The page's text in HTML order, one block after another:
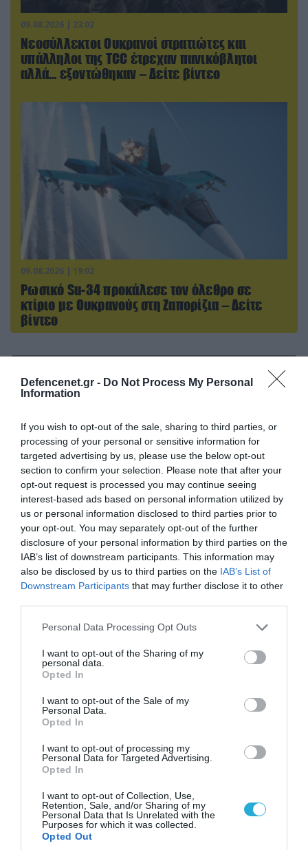
Defencenet.gr - Do Not Process My Personal
Information
If you wish to opt-out of the sale, sharing to third parties, or
processing of your personal or sensitive information for
targeted advertising by us, please use the below opt-out
section to confirm your selection. Please note that after your
opt-out request is processed you may continue seeing
interest-based ads based on personal information utilized by
us or personal information disclosed to third parties prior to
your opt-out. You may separately opt-out of the further
disclosure of your personal information by third parties on the
IAB’s list of downstream participants. This information may
also be disclosed by us to third parties on the IAB’s List of
Downstream Participants that may further disclose it to other
Please note that this website/app uses one or more Google
not limited to your visit or usage behaviour. You may click to
grant or deny consent to Google and its third-party tags to
use your data for below specified purposes in below Google
consent section.
Personal Data Processing Opt Outs
I want to opt-out of the Sharing of my
personal data.
Opted In
I want to opt-out of the Sale of my
Personal Data.
Opted In
I want to opt-out of processing my
Personal Data for Targeted Advertising.
Opted In
I want to opt-out of Collection, Use,
Retention, Sale, and/or Sharing of my
Personal Data that Is Unrelated with the
Purposes for which it was collected.
Opted Out
09.08.2026 | 23:02
Νεοσύλλεκτοι Ουκρανοί στρατιώτες και
υπάλληλοι της TCC έτρεχαν πανικόβλητοι
αλλά… εξοντώθηκαν – Δείτε βίντεο
09.08.2026 | 19:02
Ρωσικό Su-34 προκάλεσε τον όλεθρο σε
κτίριο με Ουκρανούς στη Ζαπορίζια – Δείτε
βίντεο
09.08.2026 | 17:02
ΣΥΡΙΖΑ για υποκλοπές: «Το (παρα)κράτος της ΝΔ
έχει συνέχεια και συνέπεια»
08.08.2026 | 09:02
«Η απόλυτη τραγωδία»: Η «αιχμηρή» ανάρτηση
του Αρκά για τα τατουάζ (φωτο)